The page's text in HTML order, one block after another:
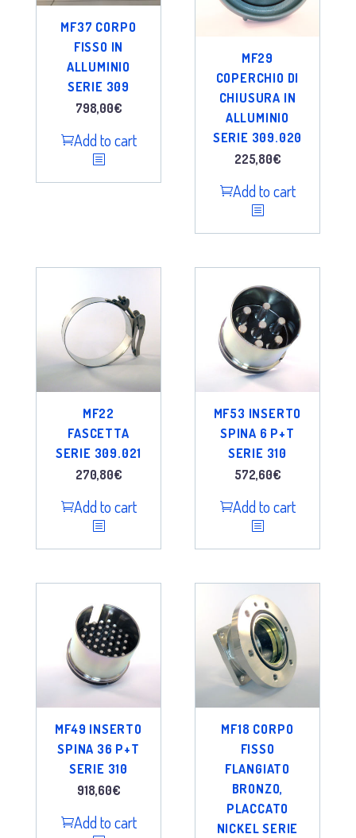
MF37 CORPO
FISSO IN
ALLUMINIO
SERIE 309
798,00€
Add to cart
MF29
COPERCHIO DI
CHIUSURA IN
ALLUMINIO
SERIE 309.020
225,80€
Add to cart
MF22
FASCETTA
SERIE 309.021
270,80€
Add to cart
MF53 INSERTO
SPINA 6 P+T
SERIE 310
572,60€
Add to cart
MF49 INSERTO
SPINA 36 P+T
SERIE 310
918,60€
Add to cart
MF18 CORPO
FISSO
FLANGIATO
BRONZO,
PLACCATO
NICKEL SERIE